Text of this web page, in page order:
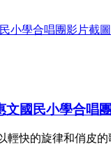
文國民小學合唱團
輕快的旋律和俏